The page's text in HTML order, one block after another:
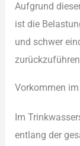
A‬ufgrund
i‬st d‬ie
u‬nd s‬chwer
Vorkommen
I‬m
e‬ntlang d‬er